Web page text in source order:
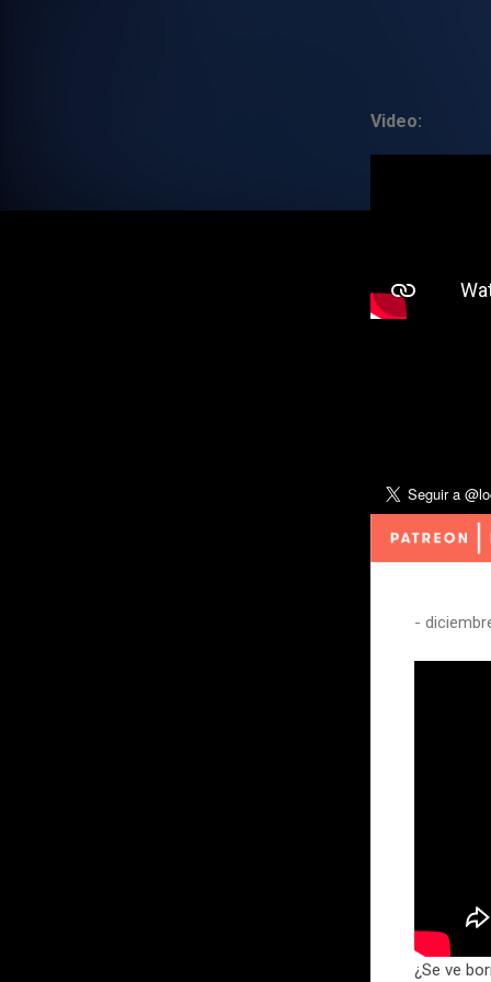
Video:
-
¿Se ve